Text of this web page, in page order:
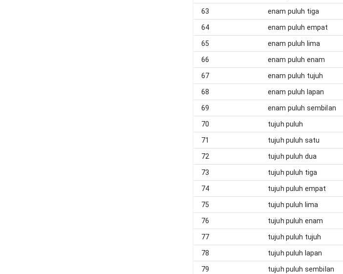
63 enam puluh tiga
64 enam puluh empat
65 enam puluh lima
66 enam puluh enam
67 enam puluh tujuh
68 enam puluh lapan
69 enam puluh sembilan
70 tujuh puluh
71 tujuh puluh satu
72 tujuh puluh dua
73 tujuh puluh tiga
74 tujuh puluh empat
75 tujuh puluh lima
76 tujuh puluh enam
77 tujuh puluh tujuh
78 tujuh puluh lapan
79 tujuh puluh sembilan